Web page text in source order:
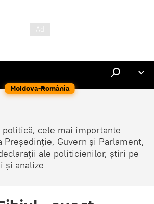
Moldova-România
cele mai importante
Președinție, Guvern și Parlament,
ale politicienilor, știri pe
și analize